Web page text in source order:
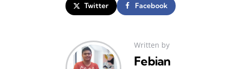
Twitter Facebook
Written by
Febian